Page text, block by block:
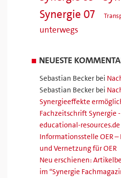
Synergie 07
unterwegs
NEUESTE
Sebastian Becker bei
Sebastian Becker bei
Synergieeffekte
Fachzeitschrift Synergie
educational-resources.de
Informationsstelle OER
und Vernetzung für OER
Neu erschienen:
im “Synergie